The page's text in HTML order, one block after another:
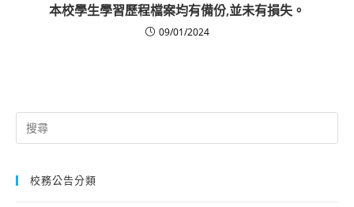
本校學生學習歷程檔案均有備份,並未有損失。
09/01/2024
Search
for:
校務公告分類